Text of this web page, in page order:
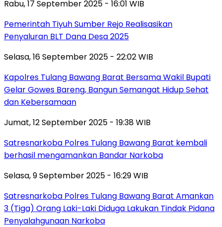
Rabu, 17 September 2025 - 16:01 WIB
Pemerintah Tiyuh Sumber Rejo Realisasikan
Penyaluran BLT Dana Desa 2025
Selasa, 16 September 2025 - 22:02 WIB
Kapolres Tulang Bawang Barat Bersama Wakil Bupati
Gelar Gowes Bareng, Bangun Semangat Hidup Sehat
dan Kebersamaan
Jumat, 12 September 2025 - 19:38 WIB
Satresnarkoba Polres Tulang Bawang Barat kembali
berhasil mengamankan Bandar Narkoba
Selasa, 9 September 2025 - 16:29 WIB
Satresnarkoba Polres Tulang Bawang Barat Amankan
3 (Tiga) Orang Laki-Laki Diduga Lakukan Tindak Pidana
Penyalahgunaan Narkoba